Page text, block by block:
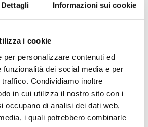
Dettagli Informazioni sui cookie
i cookie
per personalizzare contenuti ed
funzionalità dei social media e per
Condividiamo inoltre
in cui utilizza il nostro sito con i
occupano di analisi dei dati web,
i quali potrebbero combinarle
Smeraldo 37
- 11 mt -8 pax
Ora